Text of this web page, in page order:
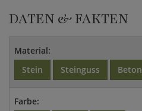
DATEN & FAKTEN
Material:
Stein
Steinguss Beton
Farbe: